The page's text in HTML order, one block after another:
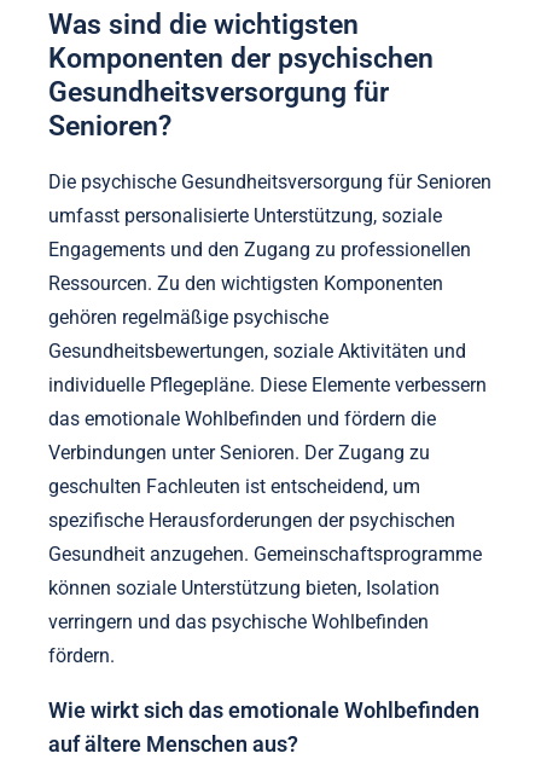
Was sind die wichtigsten
Komponenten der psychischen
Gesundheitsversorgung für
Senioren?
Die psychische Gesundheitsversorgung für Senioren
umfasst personalisierte Unterstützung, soziale
Engagements und den Zugang zu professionellen
Ressourcen. Zu den wichtigsten Komponenten
gehören regelmäßige psychische
Gesundheitsbewertungen, soziale Aktivitäten und
individuelle Pflegepläne. Diese Elemente verbessern
das emotionale Wohlbefinden und fördern die
Verbindungen unter Senioren. Der Zugang zu
geschulten Fachleuten ist entscheidend, um
spezifische Herausforderungen der psychischen
Gesundheit anzugehen. Gemeinschaftsprogramme
können soziale Unterstützung bieten, Isolation
verringern und das psychische Wohlbefinden
fördern.
Wie wirkt sich das emotionale Wohlbefinden
auf ältere Menschen aus?